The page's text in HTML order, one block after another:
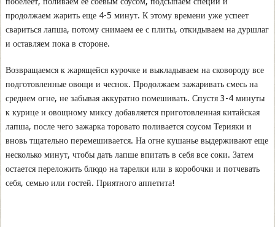
продолжаем жарить еще 4-5 минут. К этому времени уже успеет
свариться лапша, потому снимаем ее с плиты, откидываем на дуршлаг
и оставляем пока в стороне.
Возвращаемся к жарящейся курочке и выкладываем на сковороду все
подготовленные овощи и чеснок. Продолжаем зажаривать смесь на
среднем огне, не забывая аккуратно помешивать. Спустя 3-4 минуты
к курице и овощному миксу добавляется приготовленная китайская
лапша, после чего зажарка торовато поливается соусом Терияки и
вновь тщательно перемешивается. На огне кушанье выдерживают еще
несколько минут, чтобы дать лапше впитать в себя все соки. Затем
остается переложить блюдо на тарелки или в коробочки и потчевать
себя, семью или гостей. Приятного аппетита!